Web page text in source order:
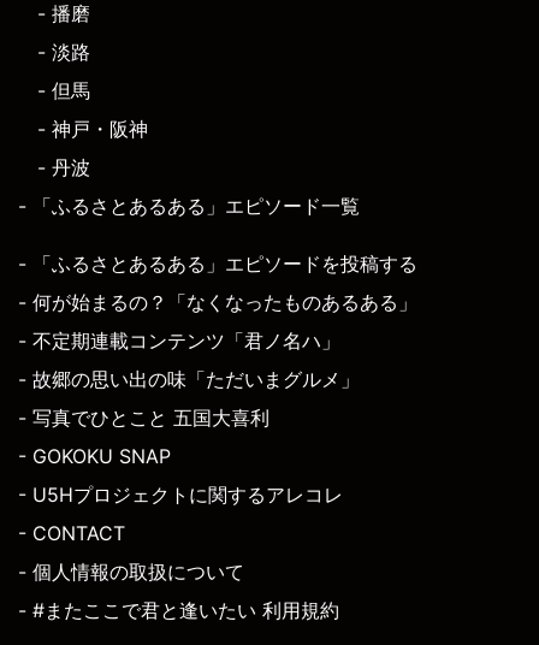
- 播磨
- 淡路
- 但馬
- 神戸・阪神
- 丹波
- 「ふるさとあるある」エピソード一覧
- 「ふるさとあるある」エピソードを投稿する
- 何が始まるの？「なくなったものあるある」
- 不定期連載コンテンツ「君ノ名ハ」
- 故郷の思い出の味「ただいまグルメ」
- 写真でひとこと 五国大喜利
- GOKOKU SNAP
- U5Hプロジェクトに関するアレコレ
- CONTACT
- 個人情報の取扱について
- #またここで君と逢いたい 利用規約